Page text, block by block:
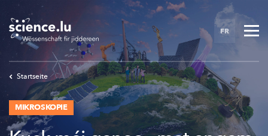
to
main
content
FR
Startseite
MIKROSKOPIE